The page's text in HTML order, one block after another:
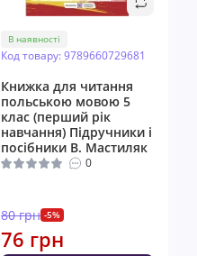
В наявності
Код товару: 9789660729681
Книжка для читання
польською мовою 5
клас (перший рік
навчання) Пiдручники i
посiбники В. Мастиляк
0
80 грн -5%
76 грн